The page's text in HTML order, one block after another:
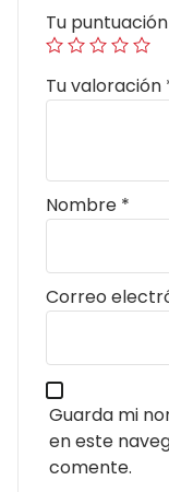
Tu puntuación
Tu valoración
Nombre *
Correo
Guarda mi
en este
comente.